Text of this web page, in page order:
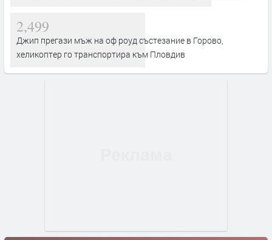
2,499
Джип прегази мъж на оф роуд състезание в Горово,
хеликоптер го транспортира към Пловдив